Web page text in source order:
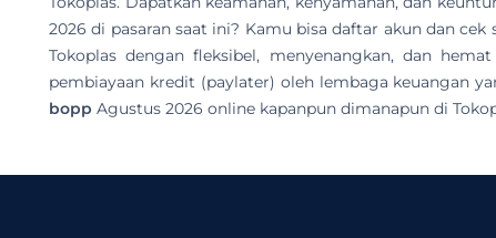
2026 di pasaran saat ini? Kamu bisa daftar akun dan
Tokoplas dengan fleksibel, menyenangkan, dan
pembiayaan kredit (paylater) oleh lembaga keuangan
bopp Agustus 2026 online kapanpun dimanapun di